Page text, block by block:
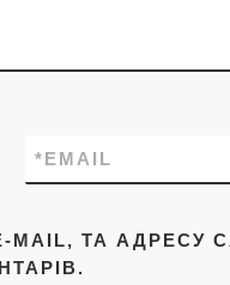
EMAIL
*
MAIL, ТА АДРЕСУ